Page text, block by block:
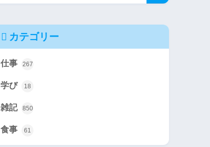
カテゴリー
仕事 267
学び 18
雑記 850
食事 61